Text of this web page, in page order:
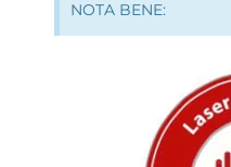
NOTA BENE: